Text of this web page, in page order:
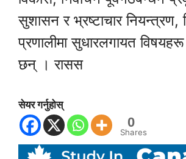
सुशासन र भ्रष्टाचार नियन्त्रण,
प्रणालीमा सुधारलगायत
छन् । रासस
सेयर गर्नुहोस्
0
Shares